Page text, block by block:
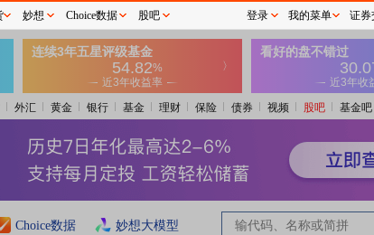
外汇 黄金 银行 基金 理财 保险 债券 视频 股吧 基金吧
Choice数据 妙想大模型
妙想 Choice数据 股吧 登录 我的菜单 证券